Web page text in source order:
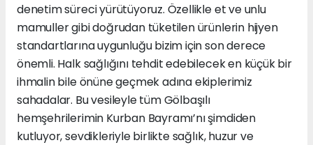
denetim süreci yürütüyoruz. Özellikle et ve unlu
mamuller gibi doğrudan tüketilen ürünlerin hijyen
standartlarına uygunluğu bizim için son derece
önemli. Halk sağlığını tehdit edebilecek en küçük bir
ihmalin bile önüne geçmek adına ekiplerimiz
sahadalar. Bu vesileyle tüm Gölbaşılı
hemşehrilerimin Kurban Bayramı’nı şimdiden
kutluyor, sevdikleriyle birlikte sağlık, huzur ve